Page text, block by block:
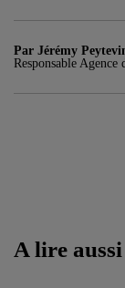
Par Jérémy
Responsable Agence
A lire aussi